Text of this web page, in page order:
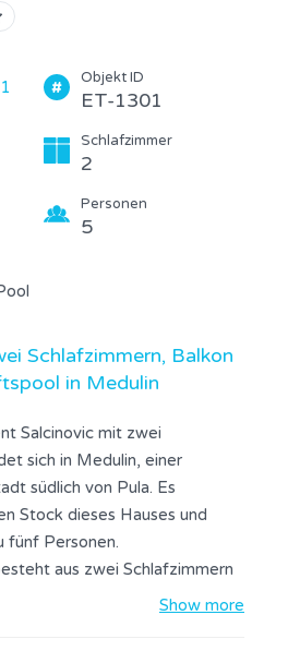
Objekt ID
ET-1301
Schlafzimmer
2
Personen
5
Schlafzimmern, Balkon
in Medulin
Salcinovic mit zwei
sich in Medulin, einer
südlich von Pula. Es
Stock dieses Hauses und
fünf Personen.
aus zwei Schlafzimmern
Badezimmer mit Dusche,
Show more